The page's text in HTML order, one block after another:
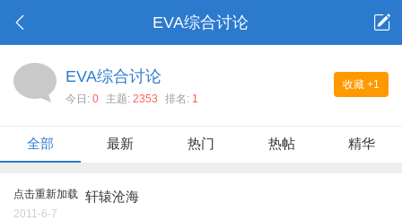
EVA综合讨论
收藏 +1
EVA综合讨论
今日: 0 主题: 2353 排名: 1
全部 最新 热门 热帖 精华
点击重新加载 轩辕沧海
2011-6-7